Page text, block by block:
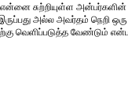
சுற்றியுள்ள
அல்ல அவர்தம் நெறி
வெளிப்படுத்த